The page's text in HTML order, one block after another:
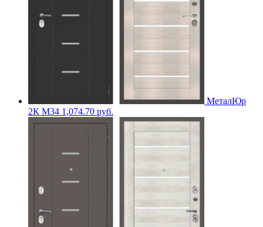
МеталЮр
2К M34 1,074.70 руб.